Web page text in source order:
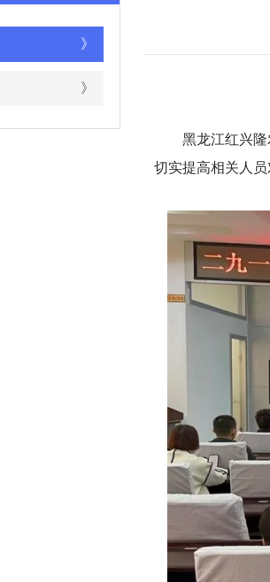
》
》
黑龙江红兴隆农
切实提高相关人